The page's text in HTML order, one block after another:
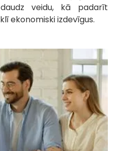
veidu, kā padarīt
ekonomiski izdevīgus.